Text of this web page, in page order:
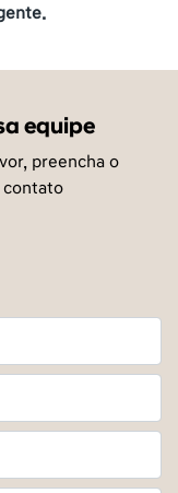
equipe
preencha o
contato